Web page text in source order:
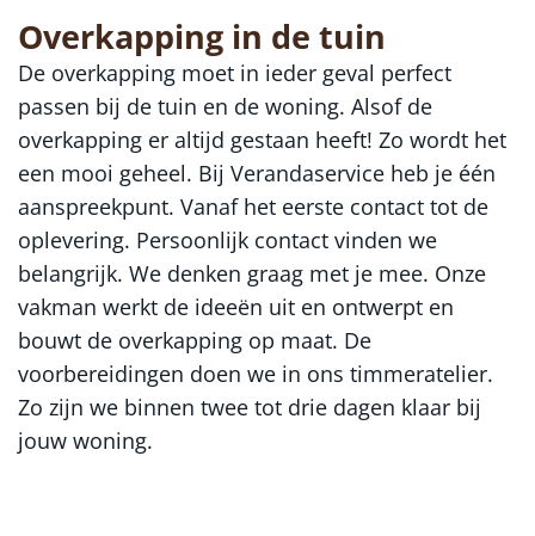
Overkapping in de tuin
De overkapping moet in ieder geval perfect
passen bij de tuin en de woning. Alsof de
overkapping er altijd gestaan heeft! Zo wordt het
een mooi geheel. Bij Verandaservice heb je één
aanspreekpunt. Vanaf het eerste contact tot de
oplevering. Persoonlijk contact vinden we
belangrijk. We denken graag met je mee. Onze
vakman werkt de ideeën uit en ontwerpt en
bouwt de overkapping op maat. De
voorbereidingen doen we in ons timmeratelier.
Zo zijn we binnen twee tot drie dagen klaar bij
jouw woning.